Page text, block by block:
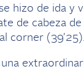
hizo de ida y
de cabeza
corner (39’25).